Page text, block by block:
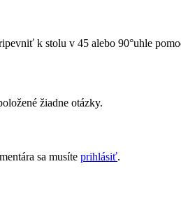
k stolu v 45 alebo 90°uhle
žiadne otázky.
sa musíte prihlásiť.